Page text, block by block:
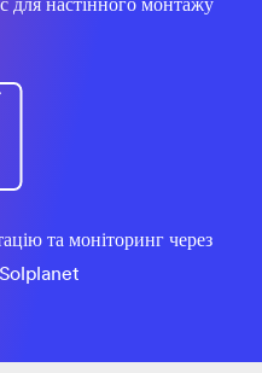
та моніторинг через
Solplanet